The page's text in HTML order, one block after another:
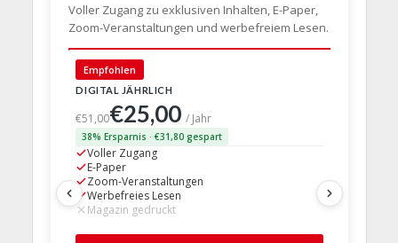
Voller Zugang zu exklusiven Inhalten, E-Paper,
Zoom-Veranstaltungen und werbefreiem Lesen.
Empfohlen
DIGITAL JÄHRLICH
€51,00€25,00/ Jahr
38% Ersparnis · €31,80 gespart
Voller Zugang
E-Paper
Zoom-Veranstaltungen
Werbefreies Lesen
Magazin gedruckt